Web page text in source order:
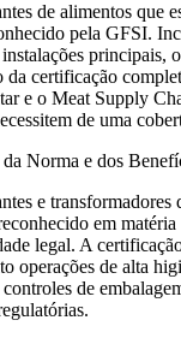
de alimentos que
pela GFSI.
principais,
da certificação
e o Meat Supply
de uma
Norma e dos
e transformadores
em
legal. A
operações de alta
de